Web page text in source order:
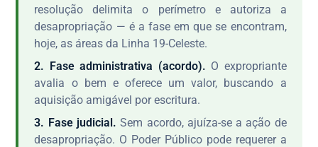
resolução delimita o perímetro e autoriza a
desapropriação — é a fase em que se encontram,
hoje, as áreas da Linha 19-Celeste.
2. Fase administrativa (acordo). O expropriante
avalia o bem e oferece um valor, buscando a
aquisição amigável por escritura.
3. Fase judicial. Sem acordo, ajuíza-se a ação de
desapropriação. O Poder Público pode requerer a